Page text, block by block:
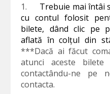
1. Trebuie mai întâi
cu contul folosit
bilete, dând clic pe
aflată în colțul din
***Dacă ai făcut
atunci aceste
contactându-ne pe
contacta.